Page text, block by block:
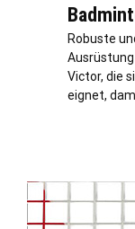
Robuste
Victor, die
eignet,